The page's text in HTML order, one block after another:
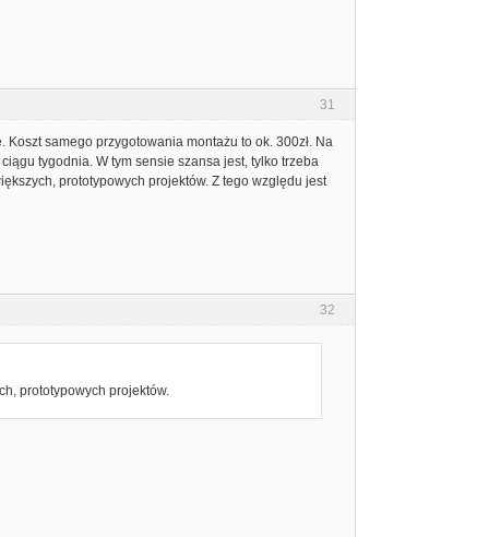
31
samego przygotowania montażu to ok. 300zł. Na
tygodnia. W tym sensie szansa jest, tylko trzeba
prototypowych projektów. Z tego względu jest
32
prototypowych projektów.